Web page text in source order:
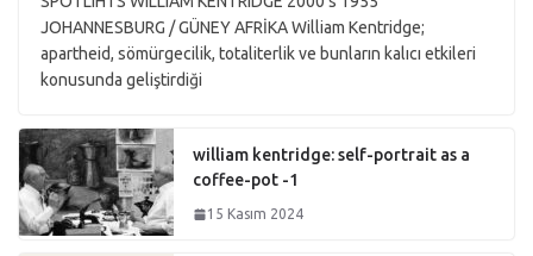
JOHANNESBURG / GÜNEY AFRİKA William Kentridge;
apartheid, sömürgecilik, totaliterlik ve bunların kalıcı etkileri
konusunda geliştirdiği
william kentridge: self-portrait as a
coffee-pot -1
15 Kasım 2024